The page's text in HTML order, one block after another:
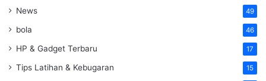
News 49
bola 46
HP & Gadget Terbaru 17
Tips Latihan & Kebugaran 15